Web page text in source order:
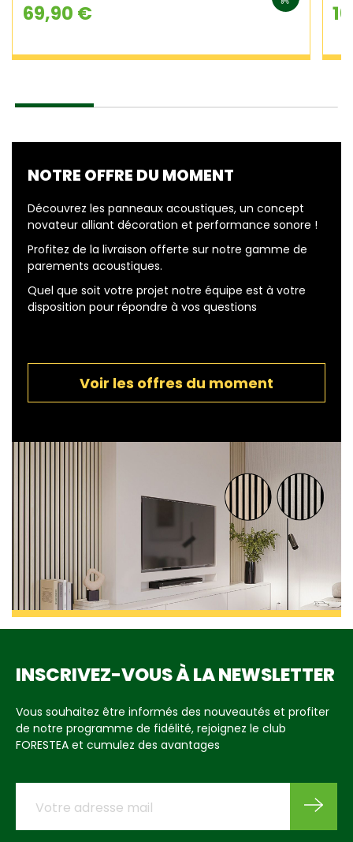
69,90 €
NOTRE OFFRE DU MOMENT
Découvrez les panneaux acoustiques, un concept
novateur alliant décoration et performance sonore !
Profitez de la livraison offerte sur notre gamme de
parements acoustiques.
Quel que soit votre projet notre équipe est à votre
disposition pour répondre à vos questions
Voir les offres du moment
INSCRIVEZ-VOUS À LA NEWSLETTER
Vous souhaitez être informés des nouveautés et profiter
de notre programme de fidélité, rejoignez le club
FORESTEA et cumulez des avantages